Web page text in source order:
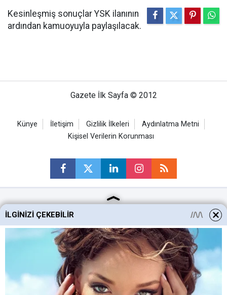
Kesinleşmiş sonuçlar YSK ilanının
ardından kamuoyuyla paylaşılacak.
Gazete İlk Sayfa © 2012
Künye İletişim Gizlilik İlkeleri
Aydınlatma Metni
Kişisel Verilerin Korunması
Ankara Haberleri
Keçiören Haberleri
Altındağ Haberleri
Sincan Haberleri
Mamak Haberleri
İLGINIZI ÇEKEBILIR